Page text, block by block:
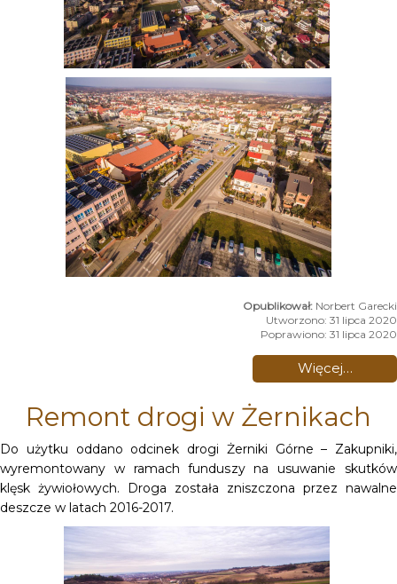
Norbert Garecki
Utworzono: 31 lipca 2020
Poprawiono: 31 lipca 2020
Więcej…
Remont drogi w Żernikach
Do użytku oddano odcinek drogi Żerniki Górne – Zakupniki,
wyremontowany w ramach funduszy na usuwanie skutków
klęsk żywiołowych. Droga została zniszczona przez nawalne
deszcze w latach 2016-2017.